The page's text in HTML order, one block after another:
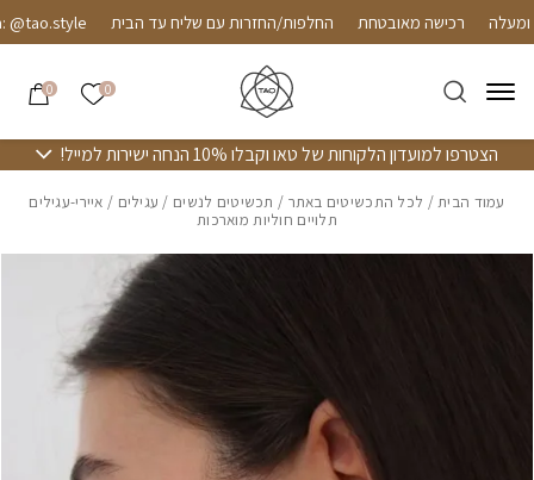
Skip to Contentרכישה מאובטחת החלפות/החזרות עם שליח עד הבית
0 הרשימה
0
הצטרפו למועדון הלקוחות של טאו וקבלו 10% הנחה ישירות למייל!
עמוד הבית/ לכל התכשיטים באתר / תכשיטים לנשים / עגילים / איירי-עגילים
תלויים חוליות מוארכות
בחזרה למעלה